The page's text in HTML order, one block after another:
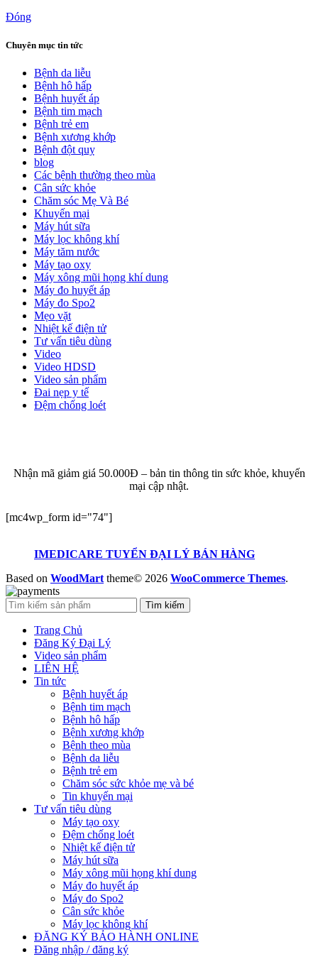
Đóng
Chuyên mục tin tức
Bệnh da liễu
Bệnh hô hấp
Bệnh huyết áp
Bệnh tim mạch
Bệnh trẻ em
Bệnh xương khớp
Bệnh đột quỵ
blog
Các bệnh thường theo mùa
Cân sức khỏe
Chăm sóc Mẹ Và Bé
Khuyến mại
Máy hút sữa
Máy lọc không khí
Máy tăm nước
Máy tạo oxy
Máy xông mũi họng khí dung
Máy đo huyết áp
Máy đo Spo2
Mẹo vặt
Nhiệt kế điện tử
Tư vấn tiêu dùng
Video
Video HDSD
Video sản phẩm
Đai nẹp y tế
Đệm chống loét
Nhận mã giảm giá 50.000Đ – bản tin thông tin sức khỏe, khuyến
mại cập nhật.
[mc4wp_form id="74"]
IMEDICARE TUYỂN ĐẠI LÝ BÁN HÀNG
Based on WoodMart theme© 2026 WooCommerce Themes.
Tìm kiếm
Trang Chủ
Đăng Ký Đại Lý
Video sản phẩm
LIÊN HỆ
Tin tức
Bệnh huyết áp
Bệnh tim mạch
Bệnh hô hấp
Bệnh xương khớp
Bệnh theo mùa
Bệnh da liễu
Bệnh trẻ em
Chăm sóc sức khỏe mẹ và bé
Tin khuyến mại
Tư vấn tiêu dùng
Máy tạo oxy
Đệm chống loét
Nhiệt kế điện tử
Máy hút sữa
Máy xông mũi họng khí dung
Máy đo huyết áp
Máy đo Spo2
Cân sức khỏe
Máy lọc không khí
ĐĂNG KÝ BẢO HÀNH ONLINE
Đăng nhập / đăng ký